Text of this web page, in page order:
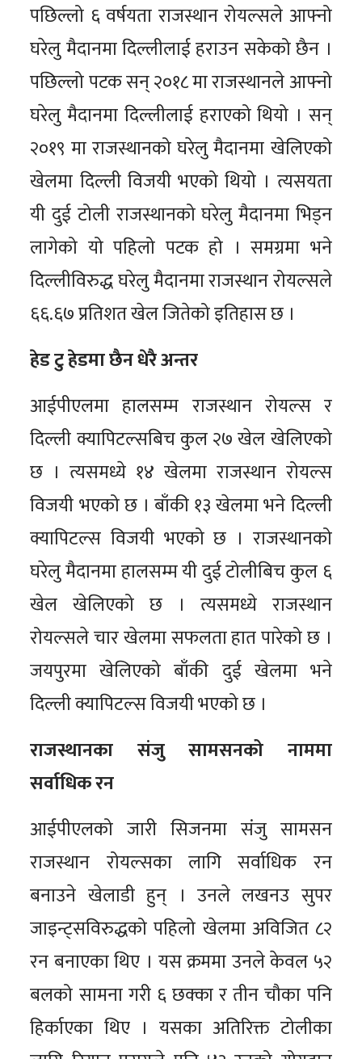
पछिल्लो ६ वर्षयता राजस्थान रोयल्सले आफ्नो
घरेलु मैदानमा दिल्लीलाई हराउन सकेको छैन ।
पछिल्लो पटक सन् २०१८ मा राजस्थानले आफ्नो
घरेलु मैदानमा दिल्लीलाई हराएको थियो । सन्
२०१९ मा राजस्थानको घरेलु मैदानमा खेलिएको
खेलमा दिल्ली विजयी भएको थियो । त्यसयता
यी दुई टोली राजस्थानको घरेलु मैदानमा भिड्न
लागेको यो पहिलो पटक हो । समग्रमा भने
दिल्लीविरुद्ध घरेलु मैदानमा राजस्थान रोयल्सले
६६.६७ प्रतिशत खेल जितेको इतिहास छ ।
हेड टु हेडमा छैन धेरै अन्तर
आईपीएलमा हालसम्म राजस्थान रोयल्स र
दिल्ली क्यापिटल्सबिच कुल २७ खेल खेलिएको
छ । त्यसमध्ये १४ खेलमा राजस्थान रोयल्स
विजयी भएको छ । बाँकी १३ खेलमा भने दिल्ली
क्यापिटल्स विजयी भएको छ । राजस्थानको
घरेलु मैदानमा हालसम्म यी दुई टोलीबिच कुल ६
खेल खेलिएको छ । त्यसमध्ये राजस्थान
रोयल्सले चार खेलमा सफलता हात पारेको छ ।
जयपुरमा खेलिएको बाँकी दुई खेलमा भने
दिल्ली क्यापिटल्स विजयी भएको छ ।
राजस्थानका संजु सामसनको नाममा
सर्वाधिक रन
आईपीएलको जारी सिजनमा संजु सामसन
राजस्थान रोयल्सका लागि सर्वाधिक रन
बनाउने खेलाडी हुन् । उनले लखनउ सुपर
जाइन्ट्सविरुद्धको पहिलो खेलमा अविजित ८२
रन बनाएका थिए । यस क्रममा उनले केवल ५२
बलको सामना गरी ६ छक्का र तीन चौका पनि
हिर्काएका थिए । यसका अतिरिक्त टोलीका